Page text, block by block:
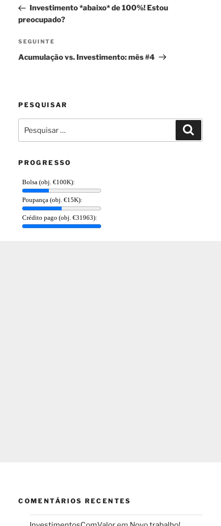
artigos
anterior
Investimento *abaixo* de 100%! Estou
preocupado?
Conteúdo
seguinte
SEGUINTE
Acumulação vs. Investimento: mês #4
PESQUISAR
por:
PROGRESSO
COMENTÁRIOS RECENTES